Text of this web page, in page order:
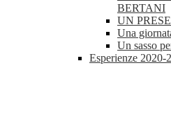
BERTANI
UN
Una
Un sasso
Esperienze 2020-